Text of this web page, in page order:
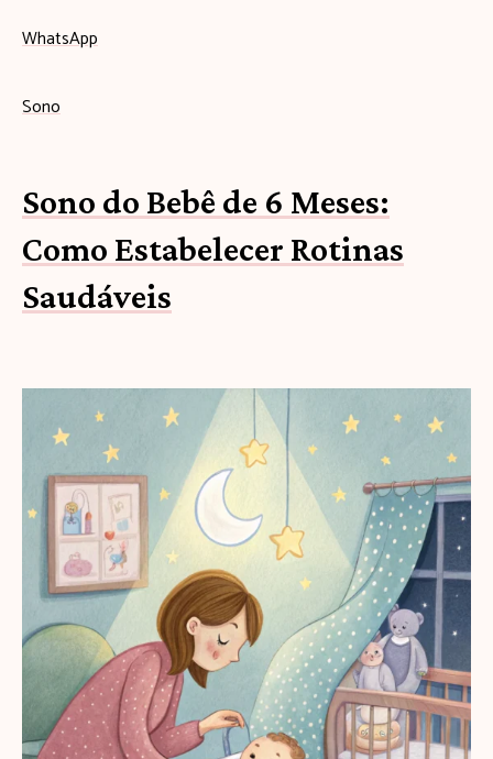
WhatsApp
Sono
Sono do Bebê de 6 Meses:
Como Estabelecer Rotinas
Saudáveis